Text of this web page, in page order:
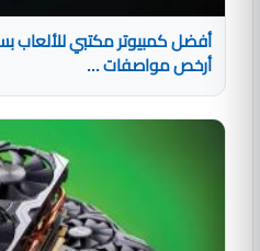
أرخص مواصفات ...